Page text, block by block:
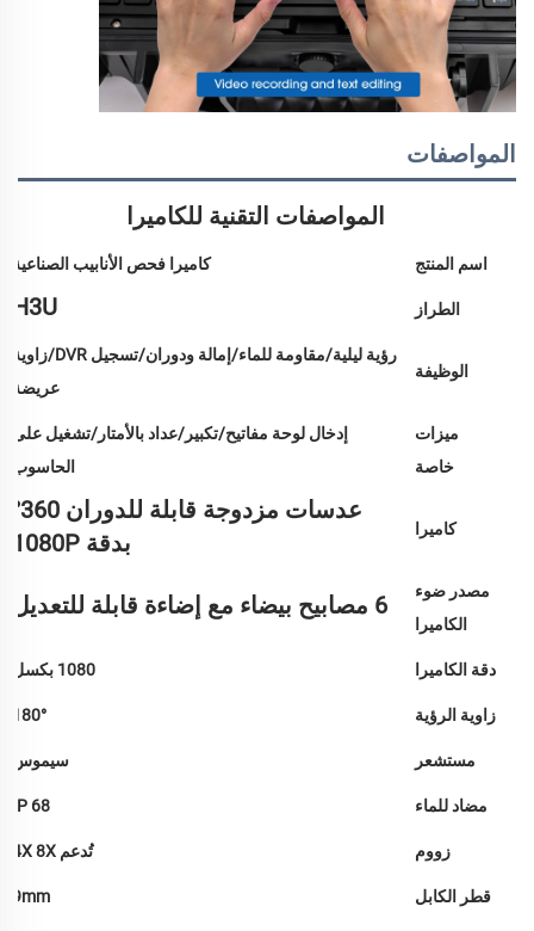
المواصفات
المواصفات التقنية للكاميرا
اسم المنتج كاميرا فحص الأنابيب الصناعية
الطراز H3U
الوظيفة
رؤية ليلية/مقاومة للماء/إمالة ودوران/تسجيل DVR/زاوية
عريضة
ميزات
خاصة
إدخال لوحة مفاتيح/تكبير/عداد بالأمتار/تشغيل على
الحاسوب
كاميرا
عدسات مزدوجة قابلة للدوران 360°
بدقة 1080P
مصدر ضوء
الكاميرا
6 مصابيح بيضاء مع إضاءة قابلة للتعديل
دقة الكاميرا 1080 بكسل
زاوية الرؤية 180°
مستشعر سيموس
مضاد للماء IP 68
زووم تُدعم 4X 8X
قطر الكابل 9mm